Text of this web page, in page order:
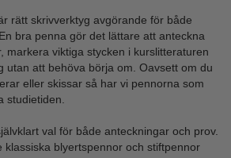
rätt skrivverktyg avgörande för både
bra penna gör det lättare att anteckna
markera viktiga stycken i kurslitteraturen
utan att behöva börja om. Oavsett om du
eller skissar så har vi pennorna som
studietiden.
val för både anteckningar och prov.
klassiska blyertspennor och stiftpennor